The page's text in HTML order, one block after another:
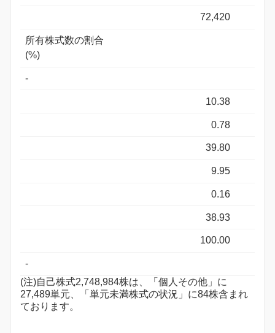
72,420
所有株式数の割合
(%)
-
10.38
0.78
39.80
9.95
0.16
38.93
100.00
-
(注)自己株式2,748,984株は、「個人その他」に
27,489単元、「単元未満株式の状況」に84株含まれ
ております。